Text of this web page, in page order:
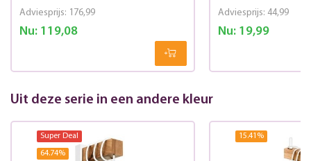
Nu:119,08
Adviesprijs: 176,99
Nu:19,99
Adviesprijs: 44,99
Uit deze serie in een andere kleur
Super Deal
64.74%
15.41 %